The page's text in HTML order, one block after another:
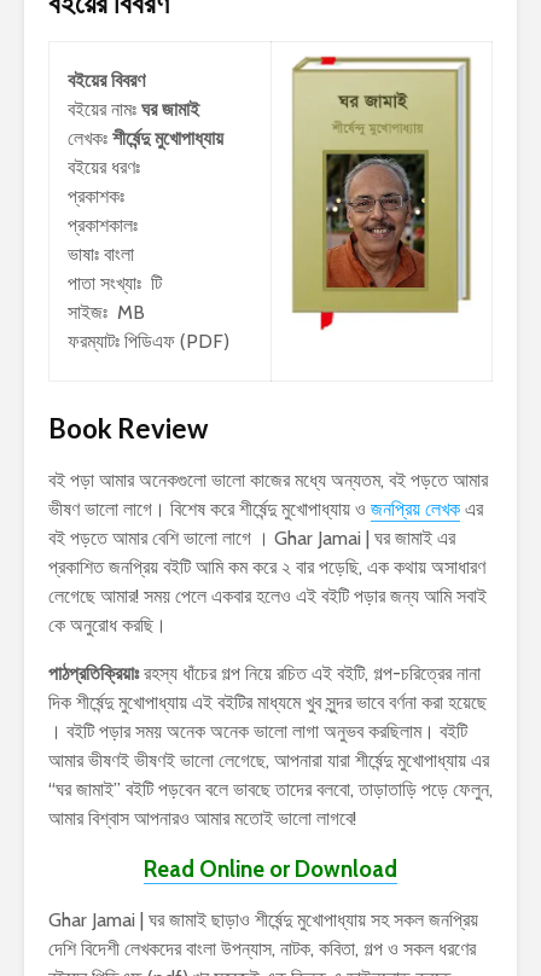
বইয়ের বিবরণ
বইয়ের নামঃ ঘর জামাই
লেখকঃ শীর্ষেন্দু মুখোপাধ্যায়
বইয়ের ধরণঃ
প্রকাশকঃ
প্রকাশকালঃ
ভাষাঃ বাংলা
পাতা সংখ্যাঃ টি
সাইজঃ MB
ফরম্যাটঃ পিডিএফ (PDF)
Book Review
বই পড়া আমার অনেকগুলো ভালো কাজের মধ্যে অন্যতম, বই পড়তে আমার
ভীষণ ভালো লাগে। বিশেষ করে শীর্ষেন্দু মুখোপাধ্যায় ও জনপ্রিয় লেখক এর
বই পড়তে আমার বেশি ভালো লাগে । Ghar Jamai | ঘর জামাই এর
প্রকাশিত জনপ্রিয় বইটি আমি কম করে ২ বার পড়েছি, এক কথায় অসাধারণ
লেগেছে আমার! সময় পেলে একবার হলেও এই বইটি পড়ার জন্য আমি সবাই
কে অনুরোধ করছি।
পাঠপ্রতিক্রিয়াঃরহস্য ধাঁচের গল্প নিয়ে রচিত এই বইটি, গল্প-চরিত্রের নানা
দিক শীর্ষেন্দু মুখোপাধ্যায় এই বইটির মাধ্যমে খুব সুন্দর ভাবে বর্ণনা করা হয়েছে
। বইটি পড়ার সময় অনেক অনেক ভালো লাগা অনুভব করছিলাম। বইটি
আমার ভীষণই ভীষণই ভালো লেগেছে, আপনারা যারা শীর্ষেন্দু মুখোপাধ্যায় এর
“ঘর জামাই” বইটি পড়বেন বলে ভাবছে তাদের বলবো, তাড়াতাড়ি পড়ে ফেলুন,
আমার বিশ্বাস আপনারও আমার মতোই ভালো লাগবে!
Read Online or Download
Ghar Jamai | ঘর জামাই ছাড়াও শীর্ষেন্দু মুখোপাধ্যায় সহ সকল জনপ্রিয়
দেশি বিদেশী লেখকদের বাংলা উপন্যাস, নাটক, কবিতা, গল্প ও সকল ধরণের